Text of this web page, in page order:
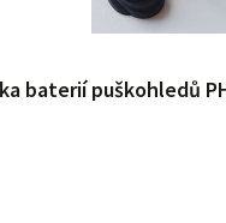
baterií puškohledů